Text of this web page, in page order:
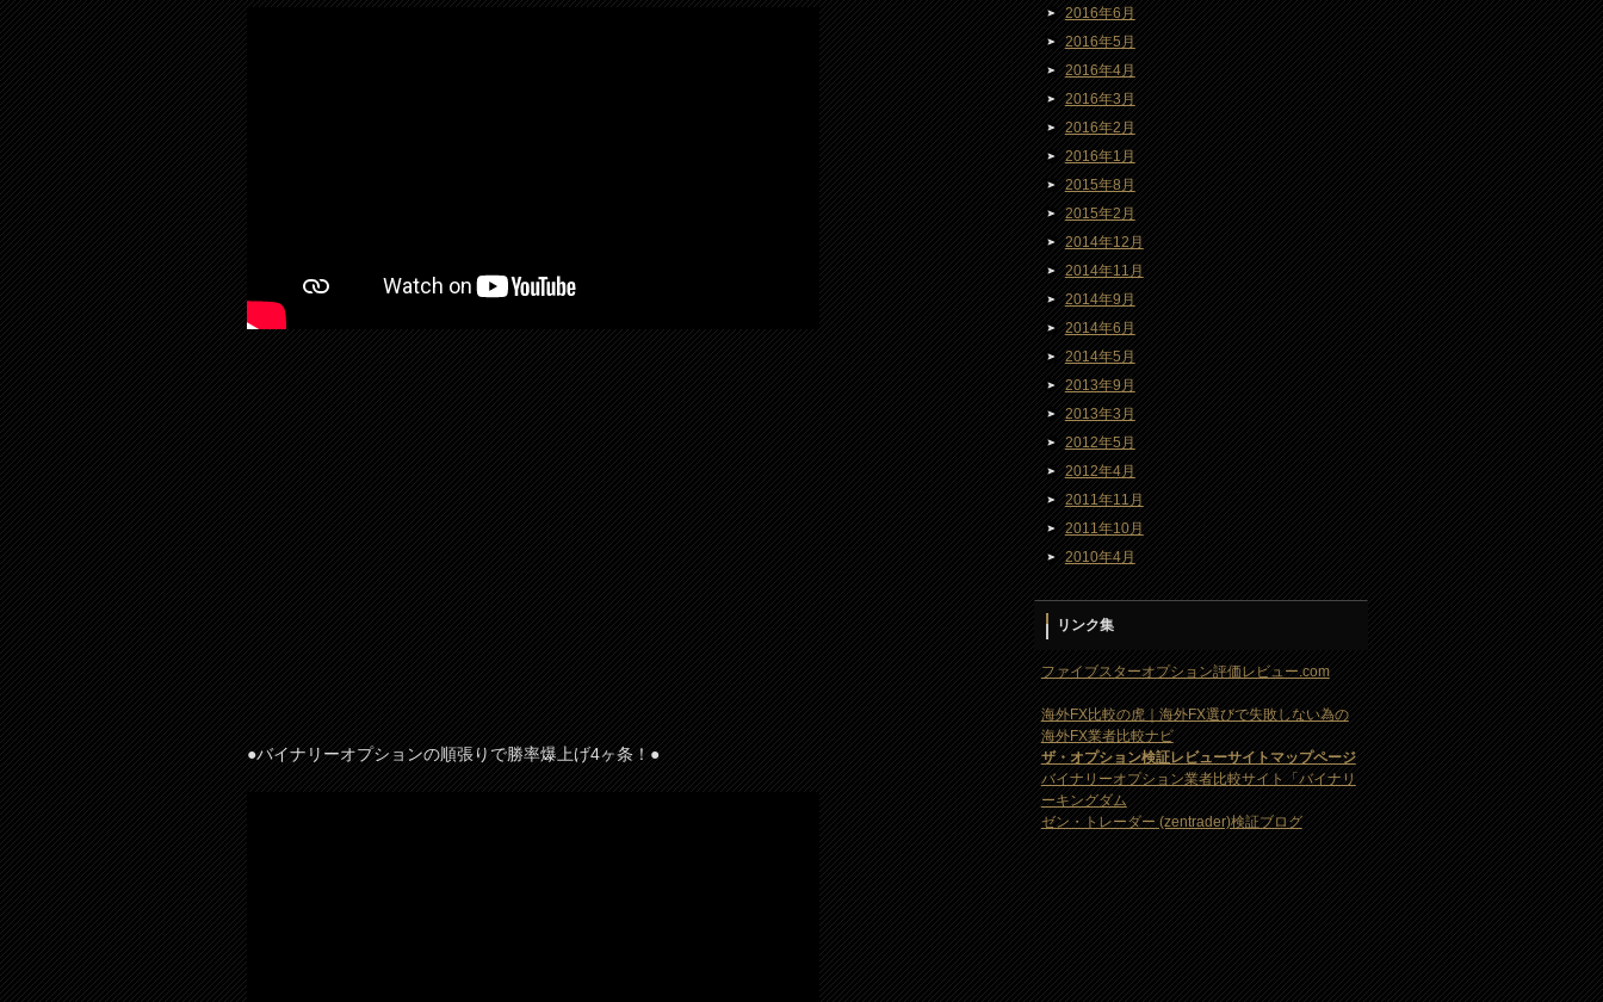
●バイナリーオプションの順張りで勝率爆上げ4ヶ条！●
2016年6月
2016年5月
2016年4月
2016年3月
2016年2月
2016年1月
2015年8月
2015年2月
2014年12月
2014年11月
2014年9月
2014年6月
2014年5月
2013年9月
2013年3月
2012年5月
2012年4月
2011年11月
2011年10月
2010年4月
リンク集
ファイブスターオプション評価レビュー.com
海外FX比較の虎｜海外FX選びで失敗しない為の
海外FX業者比較ナビ
ザ・オプション検証レビューサイトマップページ
バイナリーオプション業者比較サイト「バイナリ
ーキングダム
ゼン・トレーダー (zentrader)検証ブログ